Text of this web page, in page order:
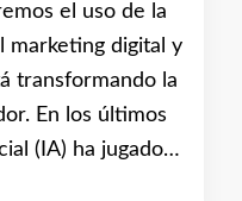
el uso de la
marketing digital y
transformando la
En los últimos
(IA) ha jugado…